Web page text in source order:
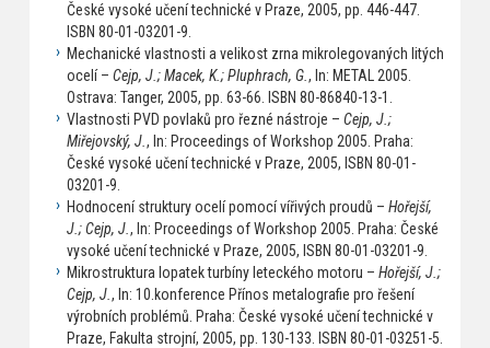
České vysoké učení technické v Praze, 2005, pp. 446-447.
ISBN 80-01-03201-9.
Mechanické vlastnosti a velikost zrna mikrolegovaných litých
ocelí – Cejp, J.; Macek, K.; Pluphrach, G., In: METAL 2005.
Ostrava: Tanger, 2005, pp. 63-66. ISBN 80-86840-13-1.
Vlastnosti PVD povlaků pro řezné nástroje – Cejp, J.;
Miřejovský, J., In: Proceedings of Workshop 2005. Praha:
České vysoké učení technické v Praze, 2005, ISBN 80-01-
03201-9.
Hodnocení struktury ocelí pomocí vířivých proudů – Hořejší,
J.; Cejp, J., In: Proceedings of Workshop 2005. Praha: České
vysoké učení technické v Praze, 2005, ISBN 80-01-03201-9.
Mikrostruktura lopatek turbíny leteckého motoru – Hořejší, J.;
Cejp, J., In: 10.konference Přínos metalografie pro řešení
výrobních problémů. Praha: České vysoké učení technické v
Praze, Fakulta strojní, 2005, pp. 130-133. ISBN 80-01-03251-5.